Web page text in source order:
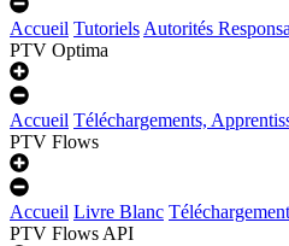
Accueil TutorielsAutorités
PTV Optima
Accueil Téléchargements,
PTV Flows
Accueil Livre Blanc
PTV Flows API